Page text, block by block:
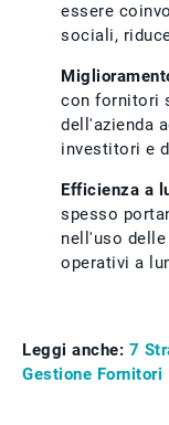
essere
sociali,
con fornitori
dell'azienda
investitori e
Efficienza a
spesso
nell'uso
operativi a
Leggi anche: 7
Gestione Fornitori